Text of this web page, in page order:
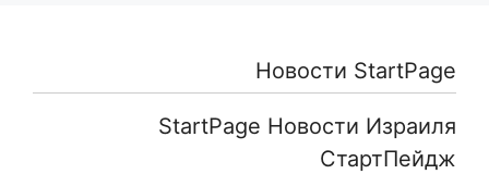
Новости StartPage
StartPage Новости Израиля
СтартПейдж